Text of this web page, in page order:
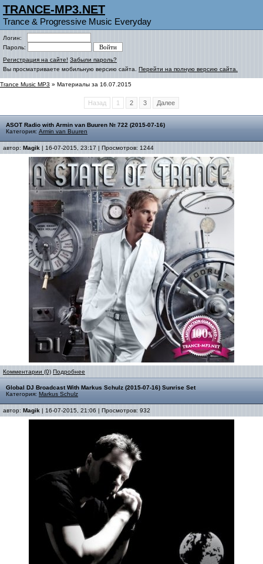
TRANCE-MP3.NET
Trance & Progressive Music Everyday
Логин:
Пароль:
Регистрация на сайте! Забыли пароль?
Вы просматриваете мобильную версию сайта. Перейти на полную версию сайта.
Trance Music MP3 » Материалы за 16.07.2015
Назад 1 2 3 Далее
ASOT Radio with Armin van Buuren № 722 (2015-07-16)
Категория: Armin van Buuren
автор: Magik | 16-07-2015, 23:17 | Просмотров: 1244
Комментарии (0) Подробнее
Global DJ Broadcast With Markus Schulz (2015-07-16) Sunrise Set
Категория: Markus Schulz
автор: Magik | 16-07-2015, 21:06 | Просмотров: 932